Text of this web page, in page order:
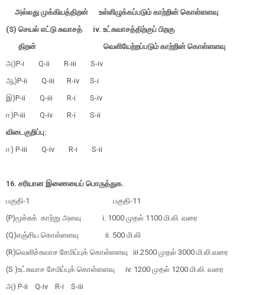
அல்லது முக்கியத்திறன்
உள்ளிழுக்கப்படும் காற்றின் கொள்ளளவு
(S) செயல் எட்டு சுவாசத்
iv. உட்சுவாசத்திற்குப் பிறகு
திறன்
வெளியேற்றப்படும் காற்றின் கொள்ளளவு
அ)P-i Q-ii R-iii S-iv
ஆ)P-ii Q-iii R-iv S-i
இ)P-ii Q-iii R-i S-iv
ஈ)P-iii Q-iv R-i S-ii
விடைகுறிப்பு:
ஈ) P-iii Q-iv R-i S-ii
16. சரியான இணையைப் பொருத்துக.
பகுதி-1
பகுதி-11
(P)மூச்சுக் காற்று அளவு
i. 1000 முதல் 1100 மி.லி. வரை
(Q)எஞ்சிய கொள்ளளவு
ii. 500 மி.லி
(R)வெளிச்சுவாச சேமிப்புக் கொள்ளளவு iii.2500 முதல் 3000 மி.லி.வரை
(S )உட்சுவாச சேமிப்புக் கொள்ளளவு iv. 1200 முதல் 1200 மி.லி. வரை
அ) P-ii Q-iv R-i S-iii